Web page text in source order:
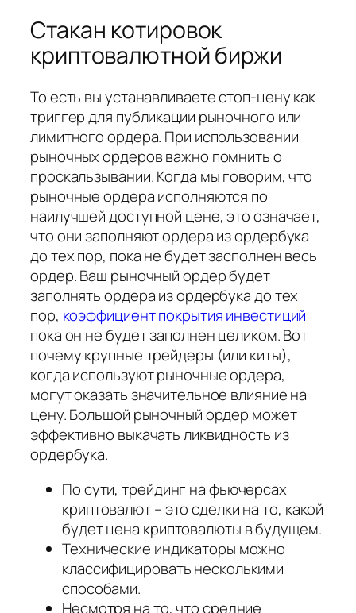
Стакан котировок
криптовалютной биржи
То есть вы устанавливаете стоп-цену как
триггер для публикации рыночного или
лимитного ордера. При использовании
рыночных ордеров важно помнить о
проскальзывании. Когда мы говорим, что
рыночные ордера исполняются по
наилучшей доступной цене, это означает,
что они заполняют ордера из ордербука
до тех пор, пока не будет засполнен весь
ордер. Ваш рыночный ордер будет
заполнять ордера из ордербука до тех
пор, коэффициент покрытия инвестиций
пока он не будет заполнен целиком. Вот
почему крупные трейдеры (или киты),
когда используют рыночные ордера,
могут оказать значительное влияние на
цену. Большой рыночный ордер может
эффективно выкачать ликвидность из
ордербука.
По сути, трейдинг на фьючерсах
криптовалют – это сделки на то, какой
будет цена криптовалюты в будущем.
Технические индикаторы можно
классифицировать несколькими
способами.
Несмотря на то, что средние